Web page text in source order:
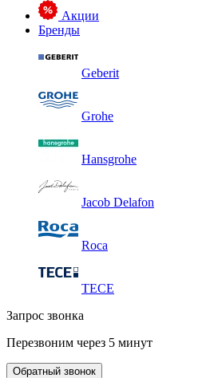
Акции
Бренды
Geberit
Grohe
Hansgrohe
Jacob Delafon
Roca
TECE
Запрос звонка
Перезвоним через 5 минут
Обратный звонок